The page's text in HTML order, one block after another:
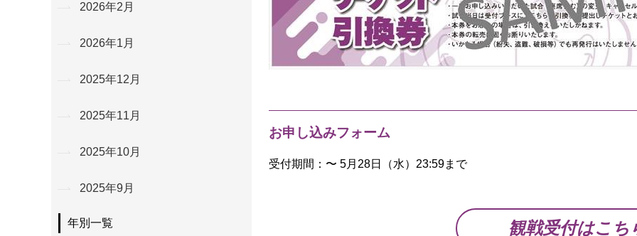
お申し込みフォーム
受付期間：〜 5月28日（水）23:59まで
観戦受付はこち
2026年2月
2026年1月
2025年12月
2025年11月
2025年10月
2025年9月
年別一覧